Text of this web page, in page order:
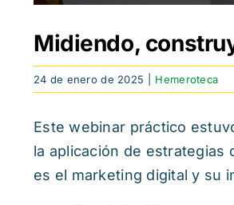
Midiendo,
24 de enero de 2025 Hemeroteca
Este webinar práctico
la aplicación de estrategias
es el marketing digital y su